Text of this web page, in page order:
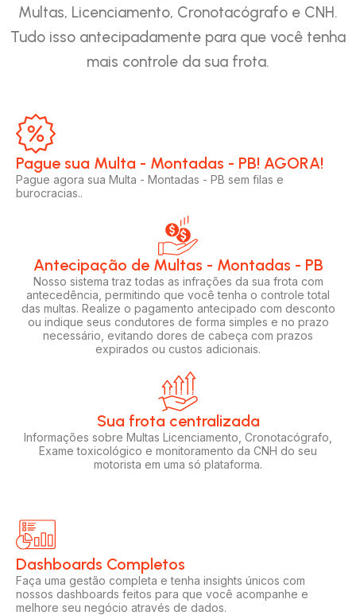
Multas, Licenciamento, Cronotacógrafo e CNH.
Tudo isso antecipadamente para que você tenha
mais controle da sua frota.
Pague sua Multa - Montadas - PB! AGORA!​
Pague agora sua Multa - Montadas - PB sem filas e
burocracias..
Antecipação de Multas - Montadas - PB
Nosso sistema traz todas as infrações da sua frota com
antecedência, permitindo que você tenha o controle total
das multas. Realize o pagamento antecipado com desconto
ou indique seus condutores de forma simples e no prazo
necessário, evitando dores de cabeça com prazos
expirados ou custos adicionais.
Sua frota centralizada​
Informações sobre Multas Licenciamento, Cronotacógrafo,
Exame toxicológico e monitoramento da CNH do seu
motorista em uma só plataforma.
Dashboards Completos​​
Faça uma gestão completa e tenha insights únicos com
nossos dashboards feitos para que você acompanhe e
melhore seu negócio através de dados.